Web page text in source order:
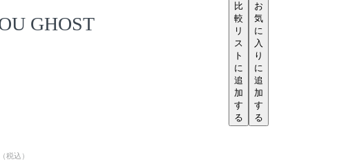
GHOST
比
較
リ
ス
ト
に
追
加
す
る
お
気
に
入
り
に
追
加
す
る
（税込）